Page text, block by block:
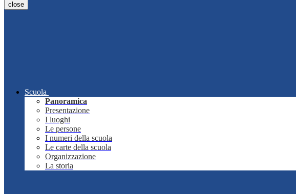
close
Scuola
Panoramica
Presentazione
I luoghi
Le persone
I numeri della scuola
Le carte della scuola
Organizzazione
La storia